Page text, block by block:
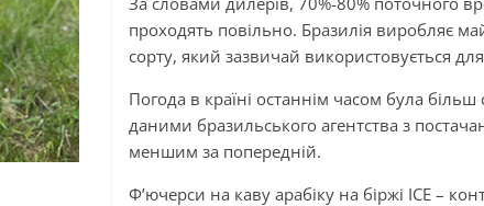
проходять повільно. Бразилія виробляє
сорту, який зазвичай використовується
Погода в країні останнім часом була
даними бразильського агентства з
меншим за попередній.
Ф’ючерси на каву арабіку на біржі ICE –